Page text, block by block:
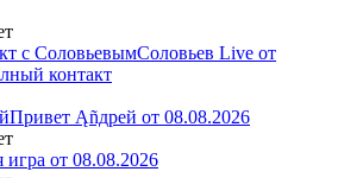
Соловьев Live от
контакт
Привет Ąñдpей от 08.08.2026
игра от 08.08.2026